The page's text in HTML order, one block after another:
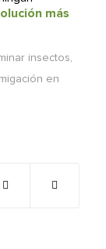
más
insectos,
en